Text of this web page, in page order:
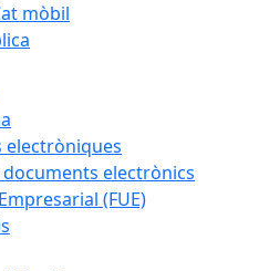
mòbil
electròniques
electrònics
(FUE)